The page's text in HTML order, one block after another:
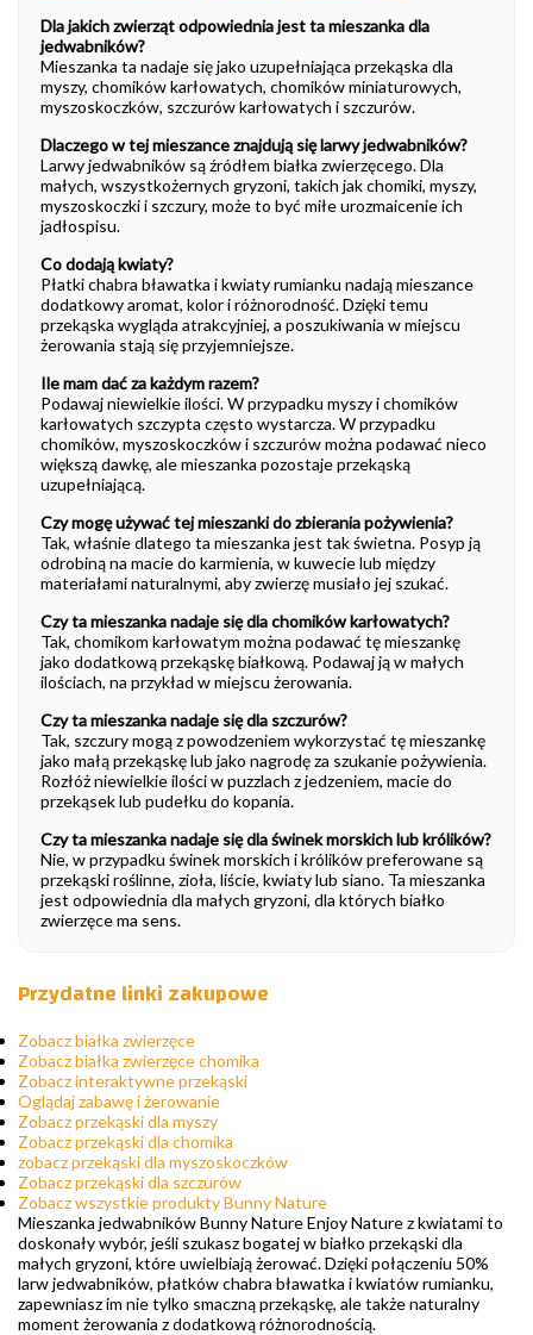
Dla jakich zwierząt odpowiednia jest ta mieszanka dla
jedwabników?
Mieszanka ta nadaje się jako uzupełniająca przekąska dla
myszy, chomików karłowatych, chomików miniaturowych,
myszoskoczków, szczurów karłowatych i szczurów.
Dlaczego w tej mieszance znajdują się larwy jedwabników?
Larwy jedwabników są źródłem białka zwierzęcego. Dla
małych, wszystkożernych gryzoni, takich jak chomiki, myszy,
myszoskoczki i szczury, może to być miłe urozmaicenie ich
jadłospisu.
Co dodają kwiaty?
Płatki chabra bławatka i kwiaty rumianku nadają mieszance
dodatkowy aromat, kolor i różnorodność. Dzięki temu
przekąska wygląda atrakcyjniej, a poszukiwania w miejscu
żerowania stają się przyjemniejsze.
Ile mam dać za każdym razem?
Podawaj niewielkie ilości. W przypadku myszy i chomików
karłowatych szczypta często wystarcza. W przypadku
chomików, myszoskoczków i szczurów można podawać nieco
większą dawkę, ale mieszanka pozostaje przekąską
uzupełniającą.
Czy mogę używać tej mieszanki do zbierania pożywienia?
Tak, właśnie dlatego ta mieszanka jest tak świetna. Posyp ją
odrobiną na macie do karmienia, w kuwecie lub między
materiałami naturalnymi, aby zwierzę musiało jej szukać.
Czy ta mieszanka nadaje się dla chomików karłowatych?
Tak, chomikom karłowatym można podawać tę mieszankę
jako dodatkową przekąskę białkową. Podawaj ją w małych
ilościach, na przykład w miejscu żerowania.
Czy ta mieszanka nadaje się dla szczurów?
Tak, szczury mogą z powodzeniem wykorzystać tę mieszankę
jako małą przekąskę lub jako nagrodę za szukanie pożywienia.
Rozłóż niewielkie ilości w puzzlach z jedzeniem, macie do
przekąsek lub pudełku do kopania.
Czy ta mieszanka nadaje się dla świnek morskich lub królików?
Nie, w przypadku świnek morskich i królików preferowane są
przekąski roślinne, zioła, liście, kwiaty lub siano. Ta mieszanka
jest odpowiednia dla małych gryzoni, dla których białko
zwierzęce ma sens.
Przydatne linki zakupowe
Zobacz białka zwierzęce
Zobacz białka zwierzęce chomika
Zobacz interaktywne przekąski
Oglądaj zabawę i żerowanie
Zobacz przekąski dla myszy
Zobacz przekąski dla chomika
zobacz przekąski dla myszoskoczków
Zobacz przekąski dla szczurów
Zobacz wszystkie produkty Bunny Nature
Mieszanka jedwabników Bunny Nature Enjoy Nature z kwiatami to
doskonały wybór, jeśli szukasz bogatej w białko przekąski dla
małych gryzoni, które uwielbiają żerować. Dzięki połączeniu 50%
larw jedwabników, płatków chabra bławatka i kwiatów rumianku,
zapewniasz im nie tylko smaczną przekąskę, ale także naturalny
moment żerowania z dodatkową różnorodnością.